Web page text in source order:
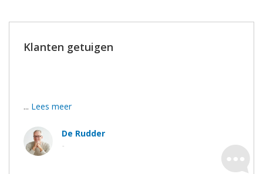
Klanten getuigen
... Lees meer
De Rudder
-